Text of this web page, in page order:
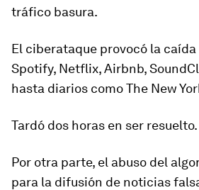
tráfico basura.
El ciberataque provocó la caída
Spotify, Netflix, Airbnb,
hasta diarios como The New
Tardó dos horas en ser resuelto.
Por otra parte, el abuso del
para la difusión de noticias